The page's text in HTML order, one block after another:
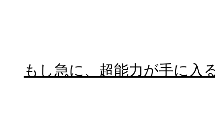
もし急に、超能力が手に入